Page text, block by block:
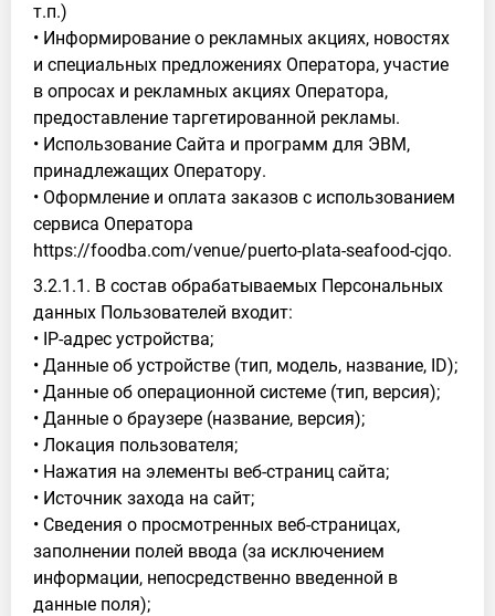
т.п.)
• Информирование о рекламных акциях, новостях
и специальных предложениях Оператора, участие
в опросах и рекламных акциях Оператора,
предоставление таргетированной рекламы.
• Использование Сайта и программ для ЭВМ,
принадлежащих Оператору.
• Оформление и оплата заказов с использованием
сервиса Оператора
https://foodba.com/venue/puerto-plata-seafood-cjqo.
3.2.1.1. В состав обрабатываемых Персональных
данных Пользователей входит:
• IP-адрес устройства;
• Данные об устройстве (тип, модель, название, ID);
• Данные об операционной системе (тип, версия);
• Данные о браузере (название, версия);
• Локация пользователя;
• Нажатия на элементы веб-страниц сайта;
• Источник захода на сайт;
• Сведения о просмотренных веб-страницах,
заполнении полей ввода (за исключением
информации, непосредственно введенной в
данные поля);